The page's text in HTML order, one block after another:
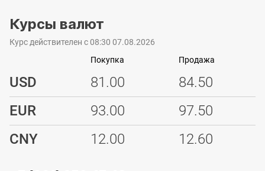
Курсы валют
Курс действителен с 08:30 07.08.2026
USD
Покупка
81.00
Продажа
84.50
EUR
93.00
97.50
CNY
12.00 12.60